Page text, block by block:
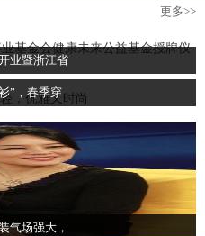
更多>>
业暨浙江省
”，春季穿
气场强大，